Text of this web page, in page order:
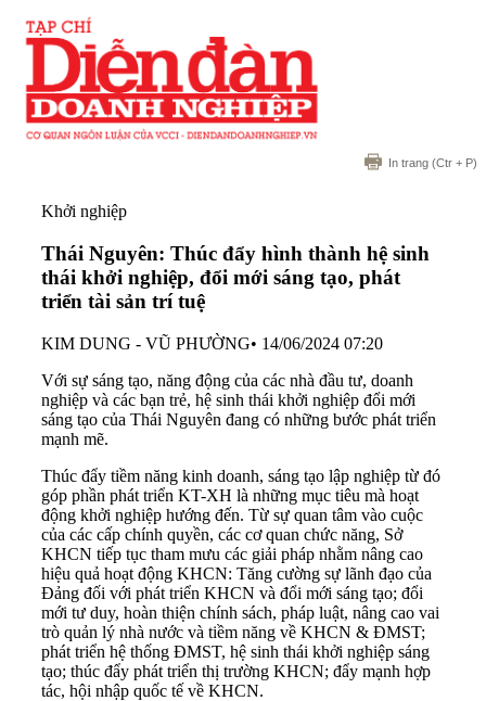
In trang (Ctr + P)
Khởi nghiệp
Thái Nguyên: Thúc đẩy hình thành hệ sinh
thái khởi nghiệp, đổi mới sáng tạo, phát
triển tài sản trí tuệ
KIM DUNG - VŨ PHƯỜNG• 14/06/2024 07:20
Với sự sáng tạo, năng động của các nhà đầu tư, doanh
nghiệp và các bạn trẻ, hệ sinh thái khởi nghiệp đổi mới
sáng tạo của Thái Nguyên đang có những bước phát triển
mạnh mẽ.
Thúc đẩy tiềm năng kinh doanh, sáng tạo lập nghiệp từ đó
góp phần phát triển KT-XH là những mục tiêu mà hoạt
động khởi nghiệp hướng đến. Từ sự quan tâm vào cuộc
của các cấp chính quyền, các cơ quan chức năng, Sở
KHCN tiếp tục tham mưu các giải pháp nhằm nâng cao
hiệu quả hoạt động KHCN: Tăng cường sự lãnh đạo của
Đảng đối với phát triển KHCN và đổi mới sáng tạo; đổi
mới tư duy, hoàn thiện chính sách, pháp luật, nâng cao vai
trò quản lý nhà nước và tiềm năng về KHCN & ĐMST;
phát triển hệ thống ĐMST, hệ sinh thái khởi nghiệp sáng
tạo; thúc đẩy phát triển thị trường KHCN; đẩy mạnh hợp
tác, hội nhập quốc tế về KHCN.